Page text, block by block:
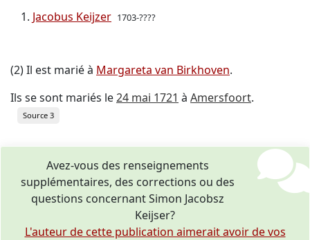
Jacobus Keijzer 1703-????
(2) Il est marié à Margareta van Birkhoven.
Ils se sont mariés le24 mai 1721 à Amersfoort.
Source 3
Avez-vous des renseignements
supplémentaires, des corrections ou des
questions concernant Simon Jacobsz
Keijser?
L'auteur de cette publication aimerait avoir de vos